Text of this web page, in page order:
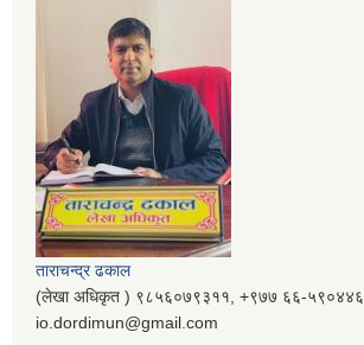
ताराचन्द्र ढकाल
(लेखा अधिकृत ) ९८५६०७९३११, ‌‍‍+९७७ ६६-५९०४४६
io.dordimun@gmail.com